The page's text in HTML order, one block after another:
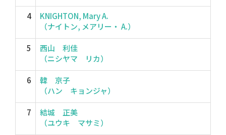
4
KNIGHTON, Mary A.
（ナイトン, メアリー・ A.）
5
西山 利佳
（ニシヤマ リカ）
6
韓 京子
（ハン キョンジャ）
7
結城 正美
（ユウキ マサミ）